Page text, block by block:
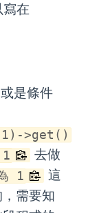
在
是條件
>get()
去做
1
這
需要知